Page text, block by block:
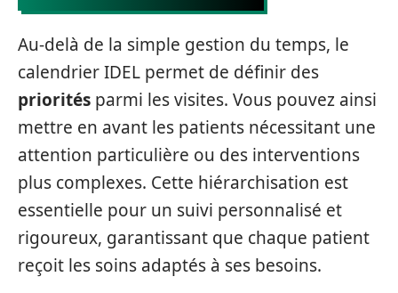
Au-delà de la simple gestion du temps, le
calendrier IDEL permet de définir des
priorités parmi les visites. Vous pouvez ainsi
mettre en avant les patients nécessitant une
attention particulière ou des interventions
plus complexes. Cette hiérarchisation est
essentielle pour un suivi personnalisé et
rigoureux, garantissant que chaque patient
reçoit les soins adaptés à ses besoins.